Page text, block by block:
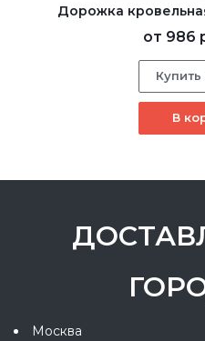
Дорожка
от 986
Купить
В
Москва